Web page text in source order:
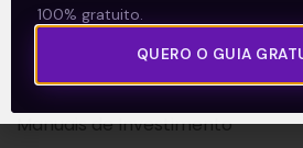
Artigos
E Eu Com Isso?
Vídeos no Youtube
Manuais de Investimento
100% gratuito.
QUERO O GUIA